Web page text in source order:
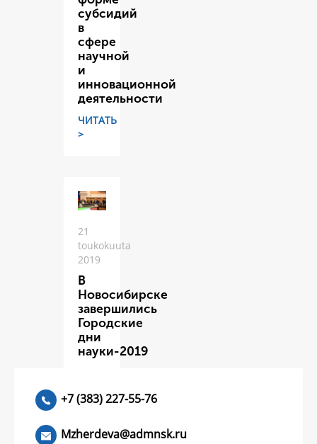
субсидий
в
сфере
научной
и
инновационной
деятельности
ЧИТАТЬ
>
21
toukokuuta
2019
В
Новосибирске
завершились
Городские
дни
науки-2019
+7 (383) 227-55-76
Mzherdeva@admnsk.ru